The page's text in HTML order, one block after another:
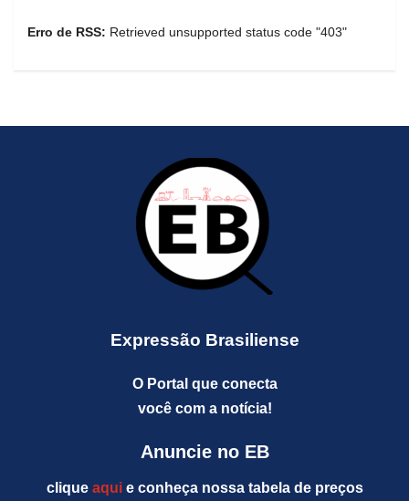
Erro de RSS: Retrieved unsupported status code "403"
Expressão Brasiliense
O Portal que conecta
você com a notícia!
Anuncie no EB
clique aquie conheça nossa tabela de preços